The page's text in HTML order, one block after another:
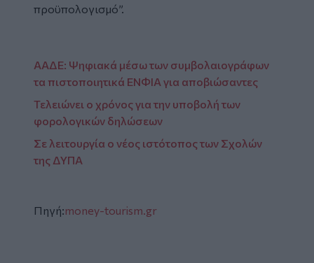
προϋπολογισμό”.
ΑΑΔΕ: Ψηφιακά μέσω των συμβολαιογράφων
τα πιστοποιητικά ΕΝΦΙΑ για αποβιώσαντες
Τελειώνει ο χρόνος για την υποβολή των
φορολογικών δηλώσεων
Σε λειτουργία ο νέος ιστότοπος των Σχολών
της ΔΥΠΑ
Πηγή:money-tourism.gr